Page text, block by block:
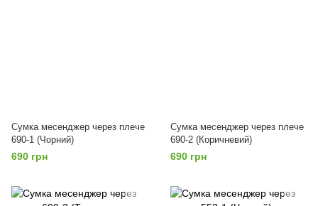
Сумка месенджер через плече
690-1 (Чорний)
690 грн
Сумка месенджер через плече
690-2 (Коричневий)
690 грн